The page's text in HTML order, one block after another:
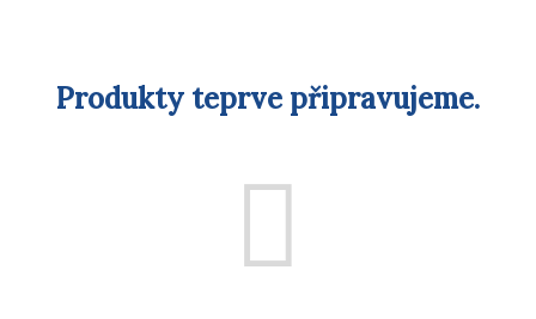
Produkty teprve připravujeme.